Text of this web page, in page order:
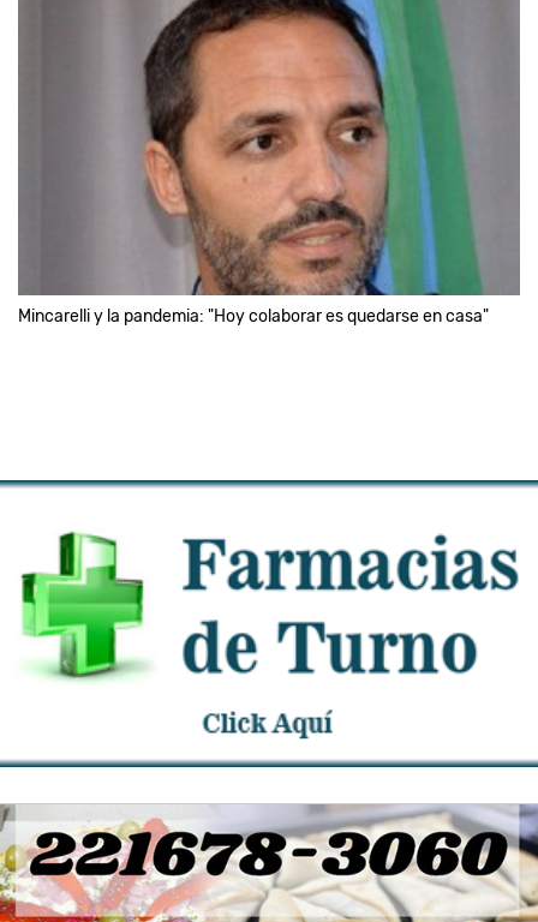
Mincarelli y la pandemia: "Hoy colaborar es quedarse en casa"